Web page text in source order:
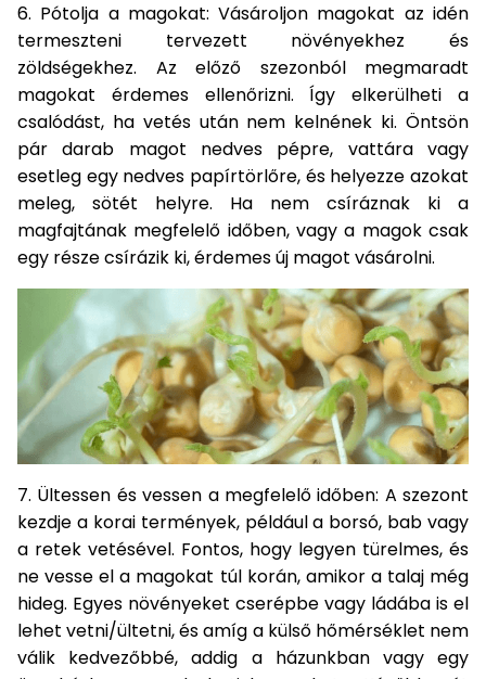
kellékek
Permetező
Üvegház
és
melegház
Komposztáló
Kézi
szerszám,
eszközök
Kiegészítők
6. Pótolja a magokat: Vásároljon magokat az idén
termeszteni tervezett növényekhez és
zöldségekhez. Az előző szezonból megmaradt
magokat érdemes ellenőrizni. Így elkerülheti a
csalódást, ha vetés után nem kelnének ki. Öntsön
pár darab magot nedves pépre, vattára vagy
esetleg egy nedves papírtörlőre, és helyezze azokat
meleg, sötét helyre. Ha nem csíráznak ki a
magfajtának megfelelő időben, vagy a magok csak
egy része csírázik ki, érdemes új magot vásárolni.
7. Ültessen és vessen a megfelelő időben: A szezont
kezdje a korai termények, például a borsó, bab vagy
a retek vetésével. Fontos, hogy legyen türelmes, és
ne vesse el a magokat túl korán, amikor a talaj még
hideg. Egyes növényeket cserépbe vagy ládába is el
lehet vetni/ültetni, és amíg a külső hőmérséklet nem
válik kedvezőbbé, addig a házunkban vagy egy